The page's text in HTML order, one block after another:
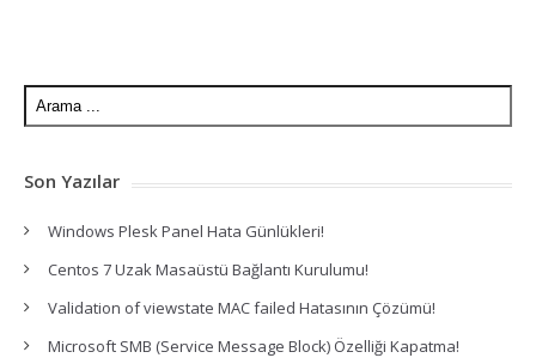
Son Yazılar
Windows Plesk Panel Hata Günlükleri!
Centos 7 Uzak Masaüstü Bağlantı Kurulumu!
Validation of viewstate MAC failed Hatasının Çözümü!
Microsoft SMB (Service Message Block) Özelliği Kapatma!